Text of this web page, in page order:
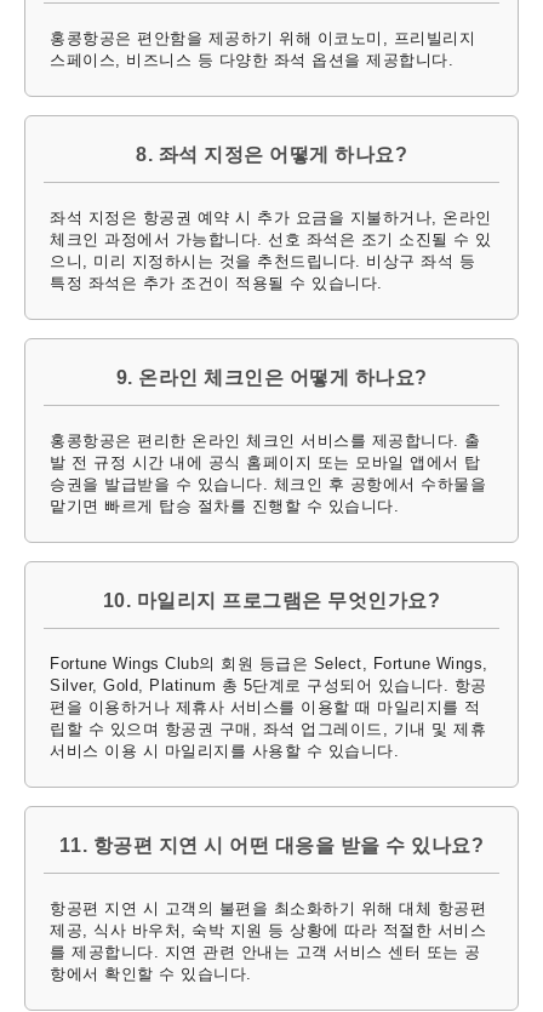
홍콩항공은 편안함을 제공하기 위해 이코노미, 프리빌리지
스페이스, 비즈니스 등 다양한 좌석 옵션을 제공합니다.
8. 좌석 지정은 어떻게 하나요?
좌석 지정은 항공권 예약 시 추가 요금을 지불하거나, 온라인
체크인 과정에서 가능합니다. 선호 좌석은 조기 소진될 수 있
으니, 미리 지정하시는 것을 추천드립니다. 비상구 좌석 등
특정 좌석은 추가 조건이 적용될 수 있습니다.
9. 온라인 체크인은 어떻게 하나요?
홍콩항공은 편리한 온라인 체크인 서비스를 제공합니다. 출
발 전 규정 시간 내에 공식 홈페이지 또는 모바일 앱에서 탑
승권을 발급받을 수 있습니다. 체크인 후 공항에서 수하물을
맡기면 빠르게 탑승 절차를 진행할 수 있습니다.
10. 마일리지 프로그램은 무엇인가요?
Fortune Wings Club의 회원 등급은 Select, Fortune Wings,
Silver, Gold, Platinum 총 5단계로 구성되어 있습니다. 항공
편을 이용하거나 제휴사 서비스를 이용할 때 마일리지를 적
립할 수 있으며 항공권 구매, 좌석 업그레이드, 기내 및 제휴
서비스 이용 시 마일리지를 사용할 수 있습니다.
11. 항공편 지연 시 어떤 대응을 받을 수 있나요?
항공편 지연 시 고객의 불편을 최소화하기 위해 대체 항공편
제공, 식사 바우처, 숙박 지원 등 상황에 따라 적절한 서비스
를 제공합니다. 지연 관련 안내는 고객 서비스 센터 또는 공
항에서 확인할 수 있습니다.